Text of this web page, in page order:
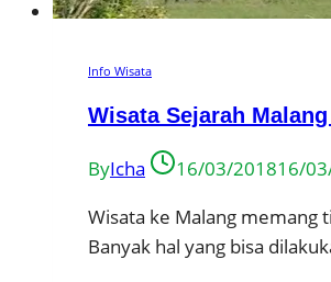
Info Wisata
Wisata Sejarah
ByIcha 16/03/201816/
Wisata ke Malang memang
Banyak hal yang bisa